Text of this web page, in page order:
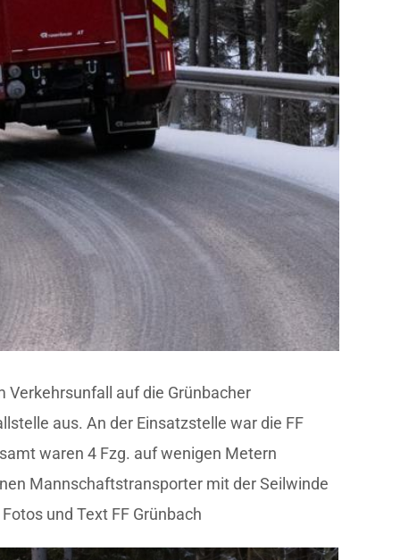
Verkehrsunfall auf die Grünbacher
aus. An der Einsatzstelle war die FF
waren 4 Fzg. auf wenigen Metern
Mannschaftstransporter mit der Seilwinde
und Text FF Grünbach